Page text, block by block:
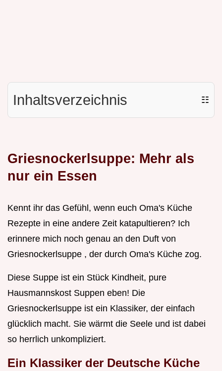
Inhaltsverzeichnis ☷
Griesnockerlsuppe: Mehr als
nur ein Essen
Kennt ihr das Gefühl, wenn euch Oma's Küche
Rezepte in eine andere Zeit katapultieren? Ich
erinnere mich noch genau an den Duft von
Griesnockerlsuppe , der durch Oma's Küche zog.
Diese Suppe ist ein Stück Kindheit, pure
Hausmannskost Suppen eben! Die
Griesnockerlsuppe ist ein Klassiker, der einfach
glücklich macht. Sie wärmt die Seele und ist dabei
so herrlich unkompliziert.
Ein Klassiker der Deutsche Küche